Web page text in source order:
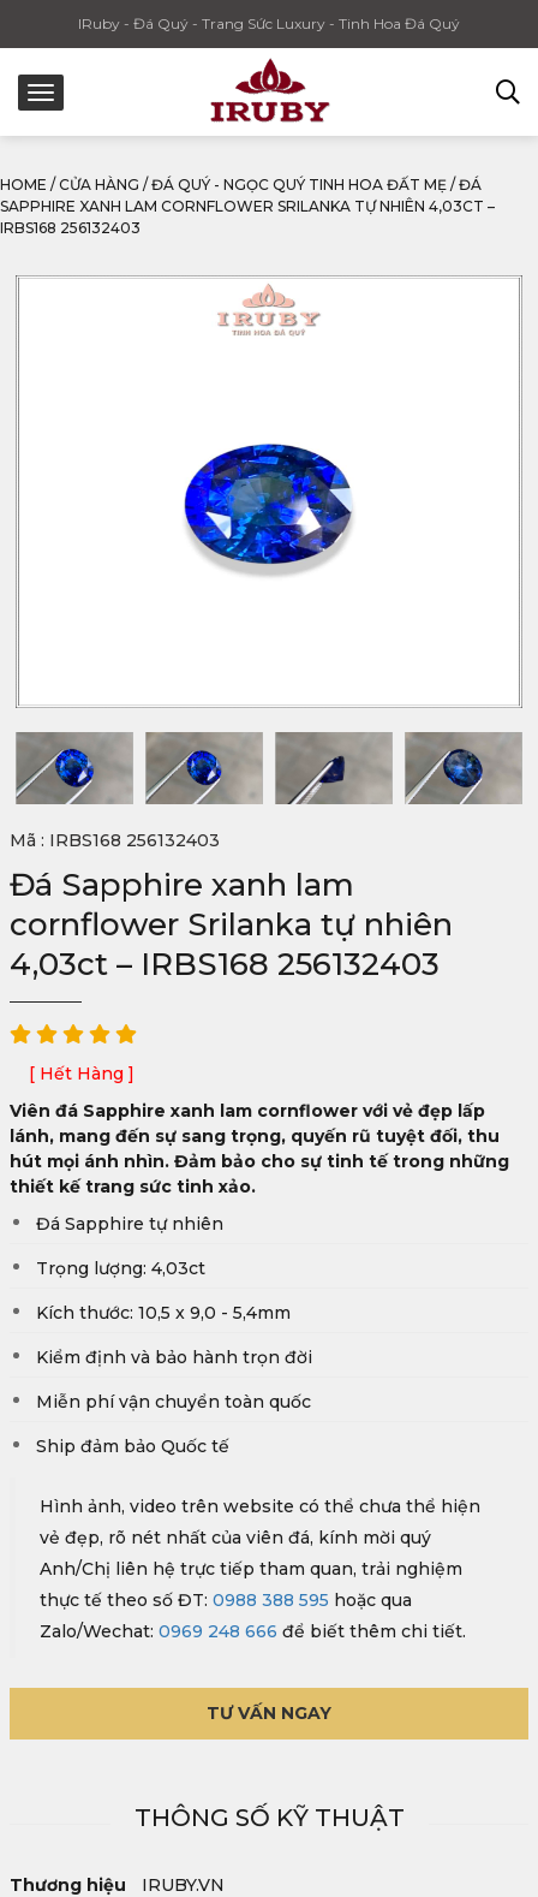
IRuby - Đá Quý - Trang Sức Luxury - Tinh Hoa Đá Quý
HOME / CỬA HÀNG / ĐÁ QUÝ - NGỌC QUÝ TINH HOA ĐẤT MẸ / ĐÁ
SAPPHIRE XANH LAM CORNFLOWER SRILANKA TỰ NHIÊN 4,03CT –
IRBS168 256132403
Mã : IRBS168 256132403
Đá Sapphire xanh lam
cornflower Srilanka tự nhiên
4,03ct – IRBS168 256132403
[ Hết Hàng ]
Viên đá Sapphire xanh lam cornflower với vẻ đẹp lấp
lánh, mang đến sự sang trọng, quyến rũ tuyệt đối, thu
hút mọi ánh nhìn. Đảm bảo cho sự tinh tế trong những
thiết kế trang sức tinh xảo.
Đá Sapphire tự nhiên
Trọng lượng: 4,03ct
Kích thước: 10,5 x 9,0 - 5,4mm
Kiểm định và bảo hành trọn đời
Miễn phí vận chuyển toàn quốc
Ship đảm bảo Quốc tế
Hình ảnh, video trên website có thể chưa thể hiện
vẻ đẹp, rõ nét nhất của viên đá, kính mời quý
Anh/Chị liên hệ trực tiếp tham quan, trải nghiệm
thực tế theo số ĐT: 0988 388 595 hoặc qua
Zalo/Wechat: 0969 248 666 để biết thêm chi tiết.
TƯ VẤN NGAY
THÔNG SỐ KỸ THUẬT
Thương hiệu IRUBY.VN